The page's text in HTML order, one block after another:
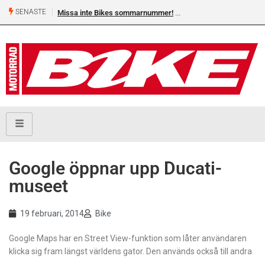
SENASTE Missa inte Bikes sommarnummer!
Google öppnar upp Ducati-
museet
19 februari, 2014 Bike
Google Maps har en Street View-funktion som låter användaren
klicka sig fram längst världens gator. Den används också till andra